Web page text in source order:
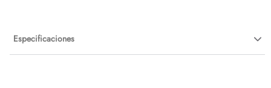
Especificaciones